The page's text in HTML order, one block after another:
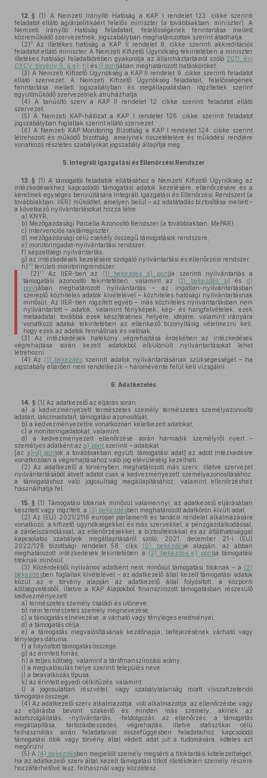
12. § (1)
A Nemzeti Irányító Hatóság a KAP I rendelet 123. cikke szerinti
feladatot ellátó agrárpolitikáért felelős miniszter (a továbbiakban: miniszter). A
Nemzeti Irányító Hatóság feladatait, felelősségének fenntartása mellett
közreműködő szervezetnek, jogszabályban meghatározottak szerint átadhatja.
(2)9
Az illetékes hatóság a KAP II rendelet 8. cikke szerinti akkreditációs
feladatot ellátó miniszter. A Nemzeti Kifizető Ügynökség tekintetében a miniszter
illetékes hatósági feladatkörében gyakorolja az államháztartásról szóló 2011. évi
CXCV. törvény 9. § e)
h) és i) pontjában meghatározott hatásköröket.
(3) A Nemzeti Kifizető Ügynökség a KAP II rendelet 9. cikke szerinti feladatot
ellátó szervezet. A Nemzeti Kifizető Ügynökség feladatait, felelősségének
fenntartása mellett jogszabályban és megállapodásban rögzítettek szerint
együttműködő szervezetnek átruházhatja.
(4) A tanúsító szerv a KAP II rendelet 12. cikke szerinti feladatot ellátó
szervezet.
(5) A Nemzeti KAP-hálózat a KAP I rendelet 126. cikke szerinti feladatot
jogszabályban foglaltak szerint ellátó szervezet.
(6) A Nemzeti KAP Monitoring Bizottság a KAP I rendelet 124. cikke szerint
létrehozott és működő bizottság, amelynek összetételére és működési rendjére
vonatkozó részletes szabályokat jogszabály állapítja meg.
5. Integrált Igazgatási és Ellenőrzési Rendszer
13. § (1) A támogatói feladatok ellátásához a Nemzeti Kifizető Ügynökség az
intézkedésekhez kapcsolódó támogatási adatok kezelésére, ellenőrzésére és a
kérelmek egységes benyújtására Integrált Igazgatási és Ellenőrzési Rendszert (a
továbbiakban: IIER) működtet, amelyen belül – az adatátadás biztosítása mellett –
a következő nyilvántartásokat hozza létre
a) KNYR,
b) Mezőgazdasági Parcella Azonosító Rendszer (a továbbiakban: MePAR),
c) intervenciós raktárregiszter,
d) mezőgazdasági célú csekély összegű támogatások rendszere,
e) monitoringadat-nyilvántartási rendszer,
f) képzettségi nyilvántartás,
g) az intézkedések kezelésére szolgáló nyilvántartási és ellenőrzési rendszer.
h) 10 területi monitoringrendszer.
(2) 11 Az IIER-ben az (1) bekezdés a) pontja szerinti nyilvántartás a
támogatási azonosító tekintetében, valamint az (1) bekezdés b) ésd)
pontjában meghatározott nyilvántartás – az ingatlan-nyilvántartásban
szereplő közhiteles adatok kivételével – közhiteles hatósági nyilvántartásnak
minősül. Az IIER-ben rögzített egyéb – más közhiteles nyilvántartásban nem
nyilvántartott – adatok, valamint fényképek, kép- és hangfelvételek, ezek
metaadatai, továbbá ezek készítésének helyére, idejére, valamint irányára
vonatkozó adatok tekintetében az ellenkező bizonyításig vélelmezni kell,
hogy ezek az adatok fennállnak és valósak.
(3) Az intézkedések hatékony végrehajtása érdekében az intézkedések
végrehajtása során kezelt adatokból elkülönült nyilvántartásokat lehet
létrehozni.
(4) Az (1) bekezdés szerinti adatok nyilvántartásának szükségességét – ha
jogszabály eltérően nem rendelkezik – háromévente felül kell vizsgálni.
6. Adatkezelés
14. § (1) Az adatkezelő az eljárás során
a) a kedvezményezett természetes személy természetes személyazonosító
adatait, lakcímadatait, támogatási azonosítóját,
b) a kedvezményezettre vonatkozóan keletkezett adatokat,
c) a monitoringadatokat, valamint
d) a kedvezményezett ellenőrzése során harmadik személyről nyert –
személyes adatként az a) pont szerinti – adatokat
[az a)–d) pontok a továbbiakban együtt: támogatási adat] az adott intézkedésre
vonatkozóan a végrehajtásához való jog elévüléséig kezelheti.
(2) Az adatkezelő a törvényben meghatározott más szerv, illetve szervezet
nyilvántartásából átvett adatot csak a kedvezményezett személyazonosításához,
a támogatáshoz való jogosultság megállapításához, valamint ellenőrzéshez
használhatja fel.
15. § (1) Támogatási titoknak minősül valamennyi, az adatkezelő eljárásában
készített vagy rögzített, a (3) bekezdésben meghatározott adatkörön kívüli adat.
(2) Az (EU) 2021/2116 európai parlamenti és tanácsi rendelet alkalmazására
vonatkozó, a kifizető ügynökségekkel és más szervekkel, a pénzgazdálkodással,
a záróelszámolással, az ellenőrzésekkel, a biztosítékokkal és az átláthatósággal
kapcsolatos szabályok megállapításáról szóló, 2021. december 21-i (EU)
2022/128 bizottsági rendelet 58. cikk (2) bekezdése alapján, az abban
meghatározott intézkedések tekintetében a (3) bekezdés e) pontja támogatási
titoknak minősül.
(3) Közérdekből nyilvános adatként nem minősül támogatási titoknak – a (2)
bekezdésben foglaltak kivételével – az adatkezelő által kezelt támogatási adatok
közül az e törvény alapján az adatkezelő által folyósított, a központi
költségvetésből, illetve a KAP Alapokból finanszírozott támogatásban részesülő
kedvezményezett
a) természetes személy családi és utóneve,
b) nem természetes személy megnevezése,
c) a támogatás elnevezése, a várható vagy tényleges eredményei,
d) a támogatás célja,
e) a támogatás megvalósításának kezdőnapja, befejezésének várható vagy
tényleges dátuma,
f) a folyósított támogatás összege,
g) az érintett forrás,
h) a teljes költség, valamint a társfinanszírozási arány,
i) a megvalósulás helye szerinti település neve,
j) a beavatkozás típusa,
k) az érintett egyedi célkitűzés, valamint
l) a jogosulatlan részvétel, vagy szabálytalanság miatt visszafizetendő
támogatás összege.
(4) Az adatkezelő szerv alkalmazottja, volt alkalmazottja, az ellenőrzésbe vagy
az eljárásba bevont szakértő és minden más személy, akinek az
adatszolgáltatás, -nyilvántartás, -feldolgozás, az ellenőrzés, a támogatás
megállapítása, tartozásbeszedés, végrehajtás, illetve statisztikai célú
felhasználás során feladataival összefüggésben feladataihoz kapcsolódó
támogatási titok vagy törvény által védett adat jut a tudomására, köteles azt
megőrizni.
(5) A (4) bekezdésben megjelölt személy megsérti a titoktartási kötelezettséget,
ha az adatkezelő szerv által kezelt támogatási titkot illetéktelen személy részére
hozzáférhetővé tesz, felhasznál vagy közzétesz.